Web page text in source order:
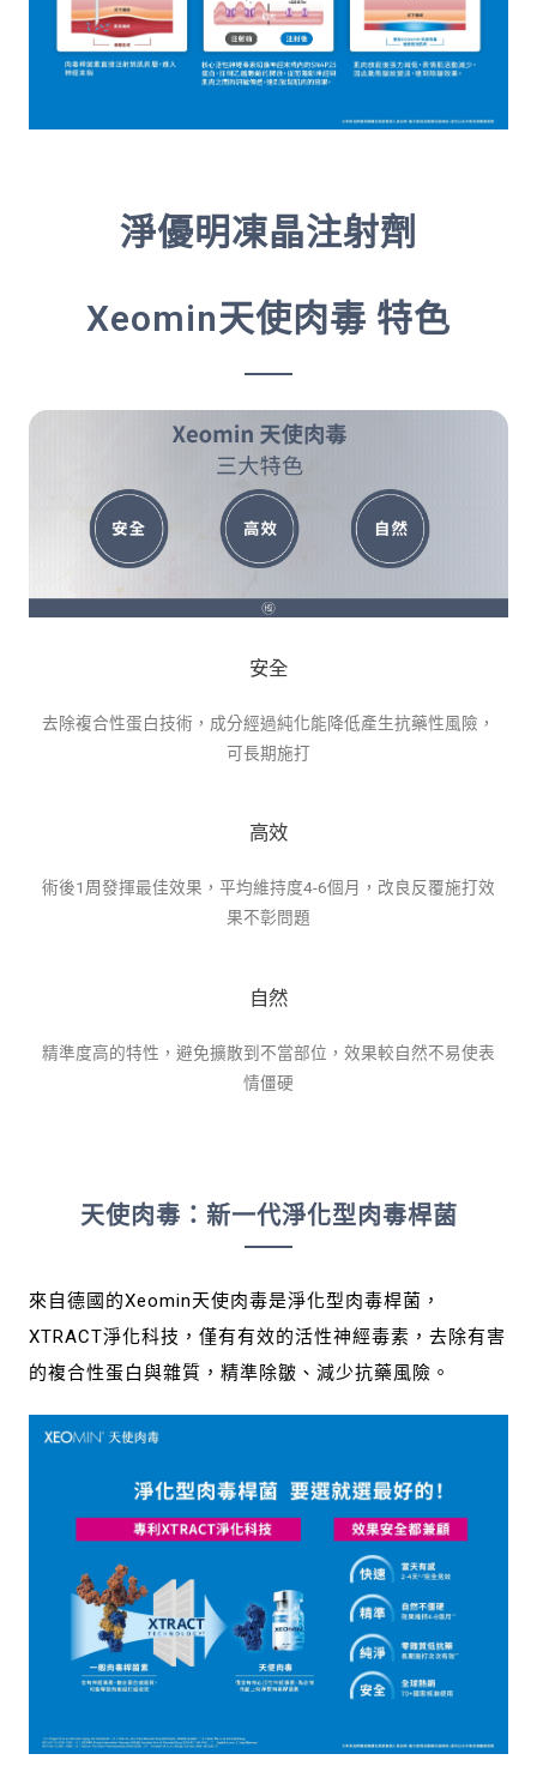
淨優明凍晶注射劑
Xeomin天使肉毒 特色
安全
去除複合性蛋白技術，成分經過純化能降低產生抗藥性風險，
可長期施打
高效
術後1周發揮最佳效果，平均維持度4-6個月，改良反覆施打效
果不彰問題
自然
精準度高的特性，避免擴散到不當部位，效果較自然不易使表
情僵硬
天使肉毒：新一代淨化型肉毒桿菌
來自德國的Xeomin天使肉毒是淨化型肉毒桿菌，
XTRACT淨化科技，僅有有效的活性神經毒素，去除有害
的複合性蛋白與雜質，精準除皺、減少抗藥風險。